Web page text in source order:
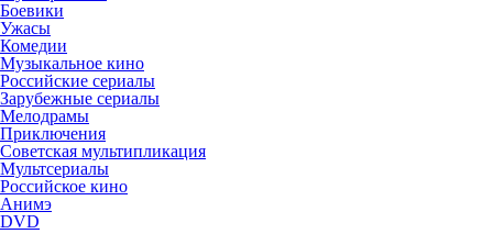
Боевики
Ужасы
Комедии
Музыкальное кино
Российские сериалы
Зарубежные сериалы
Мелодрамы
Приключения
Советская мультипликация
Мультсериалы
Российское кино
Анимэ
DVD